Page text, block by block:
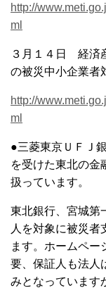
http://
ml
３月１４日 経済
の被災中小企業者
http://
ml
●三菱東京ＵＦＪ
を受けた東北の金
扱っています。
東北銀行、宮城第
人を対象に被災者
ます。ホームペー
要、保証人も法人
みとなっています